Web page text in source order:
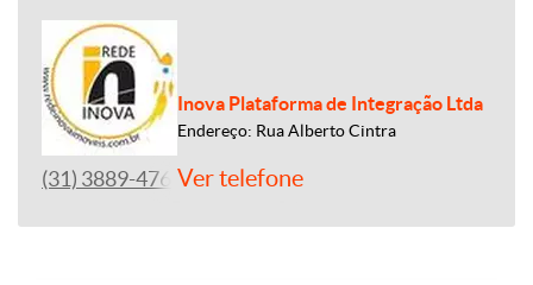
Inova Plataforma de Integração Ltda
Endereço: Rua Alberto Cintra
(31) 3889-4765Ver telefone